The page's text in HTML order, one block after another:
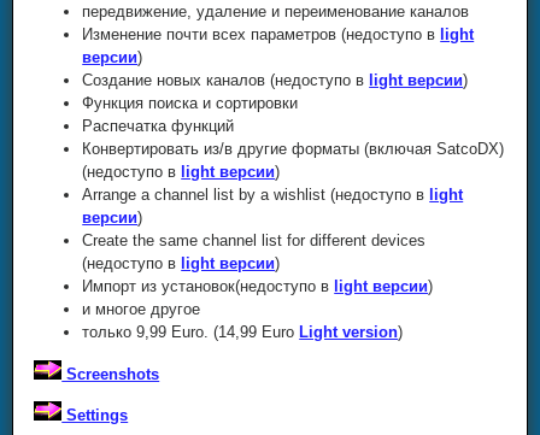
передвижение, удаление и переименование каналов
Изменение почти всех параметров (недоступо в light
версии)
Создание новых каналов (недоступо в light версии)
Функция поиска и сортировки
Распечатка функций
Конвертировать из/в другие форматы (включая SatcoDX)
(недоступо в light версии)
Arrange a channel list by a wishlist (недоступо в light
версии)
Create the same channel list for different devices
(недоступо в light версии)
Импорт из установок(недоступо в light версии)
и многое другое
только 9,99 Euro. (14,99 Euro Light version)
Screenshots
Settings